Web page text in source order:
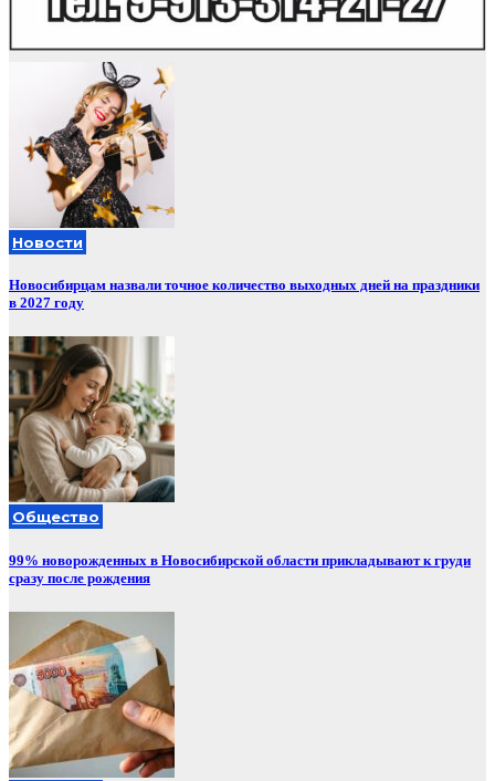
Новости
Новосибирцам назвали точное количество выходных дней на праздники
в 2027 году
Общество
99% новорожденных в Новосибирской области прикладывают к груди
сразу после рождения